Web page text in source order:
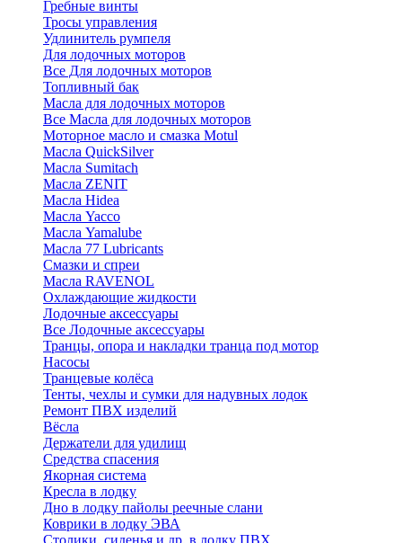
Гребные винты
Тросы управления
Удлинитель румпеля
Для лодочных моторов
Все Для лодочных моторов
Топливный бак
Масла для лодочных моторов
Все Масла для лодочных моторов
Моторное масло и смазка Motul
Масла QuickSilver
Масла Sumitach
Масла ZENIT
Масла Hidea
Масла Yacco
Масла Yamalube
Масла 77 Lubricants
Смазки и спреи
Масла RAVENOL
Охлаждающие жидкости
Лодочные аксессуары
Все Лодочные аксессуары
Транцы, опора и накладки транца под мотор
Насосы
Транцевые колёса
Тенты, чехлы и сумки для надувных лодок
Ремонт ПВХ изделий
Вёсла
Держатели для удилищ
Средства спасения
Якорная система
Кресла в лодку
Дно в лодку пайолы реечные слани
Коврики в лодку ЭВА
Столики, сиденья и др. в лодку ПВХ